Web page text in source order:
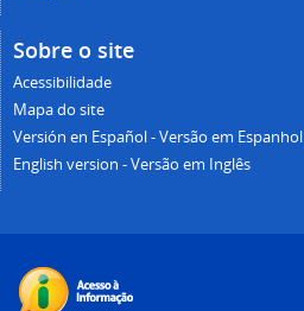
Sobre o site
Acessibilidade
Mapa do site
Versión en Español - Versão em Espanhol
English version - Versão em Inglês